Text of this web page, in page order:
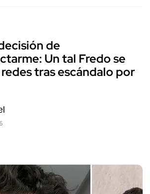
de
Un tal Fredo se
tras escándalo por